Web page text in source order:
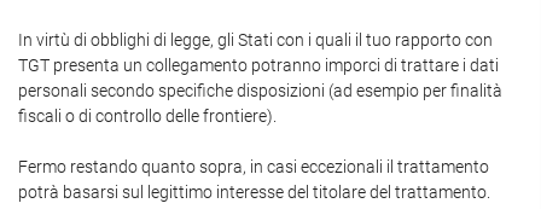
In virtù di obblighi di legge, gli Stati con i quali il tuo rapporto con
TGT presenta un collegamento potranno imporci di trattare i dati
personali secondo specifiche disposizioni (ad esempio per finalità
fiscali o di controllo delle frontiere).
Fermo restando quanto sopra, in casi eccezionali il trattamento
potrà basarsi sul legittimo interesse del titolare del trattamento.